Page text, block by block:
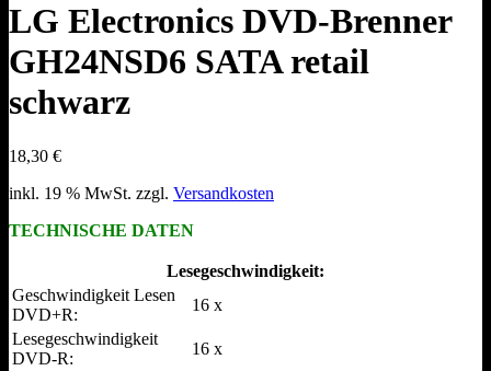
LG Electronics DVD-Brenner
GH24NSD6 SATA retail
schwarz
18,30 €
inkl. 19 % MwSt. zzgl. Versandkosten
TECHNISCHE DATEN
Lesegeschwindigkeit:
Geschwindigkeit Lesen
DVD+R:
16 x
Lesegeschwindigkeit
DVD-R:
16 x